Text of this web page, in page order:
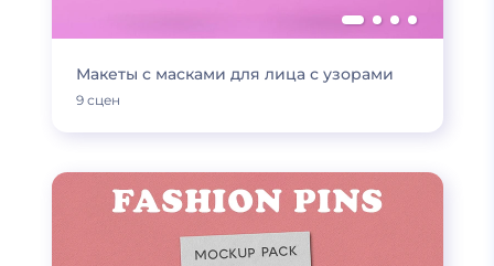
Макеты с масками для лица с узорами
9 сцен